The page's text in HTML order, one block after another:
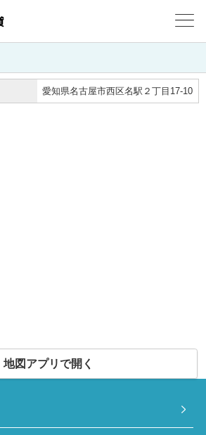
愛知県名古屋市西区名駅２丁目17-10
地図アプリで開く